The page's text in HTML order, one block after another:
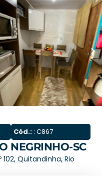
Cód.: : C867
NEGRINHO-SC
Quitandinha, Rio